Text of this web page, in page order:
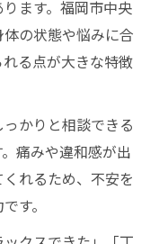
ます。福岡市中央
の状態や悩みに合
る点が大きな特徴
かりと相談できる
痛みや違和感が出
れるため、不安を
す。